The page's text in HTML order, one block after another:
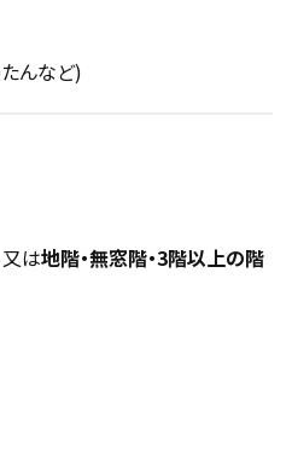
たんなど)
又は地階・無窓階・3階以上の階